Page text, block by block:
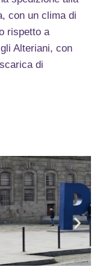
con un clima di
rispetto a
Alteriani, con
di